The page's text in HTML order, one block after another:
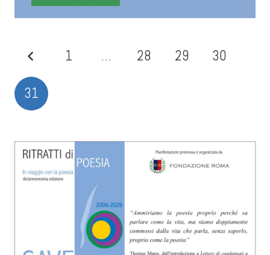
1 … 28 29 30
31